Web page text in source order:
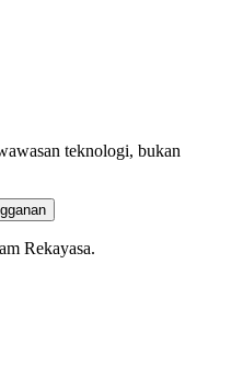
teknologi, bukan
Rekayasa.